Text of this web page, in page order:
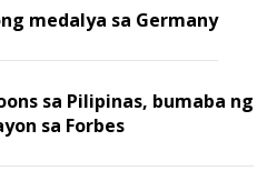
medalya sa Germany
sa Pilipinas, bumaba ng
sa Forbes